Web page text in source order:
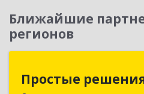
Ближайшие
регионов
Простые